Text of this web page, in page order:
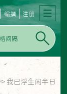
编撰 注册
> 我已浮生闲半日